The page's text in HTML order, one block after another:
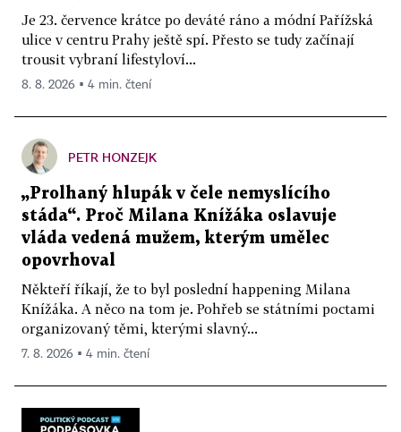
Je 23. července krátce po deváté ráno a módní Pařížská
ulice v centru Prahy ještě spí. Přesto se tudy začínají
trousit vybraní lifestyloví...
8. 8. 2026 ▪ 4 min. čtení
PETR HONZEJK
„Prolhaný hlupák v čele nemyslícího
stáda“. Proč Milana Knížáka oslavuje
vláda vedená mužem, kterým umělec
opovrhoval
Někteří říkají, že to byl poslední happening Milana
Knížáka. A něco na tom je. Pohřeb se státními poctami
organizovaný těmi, kterými slavný...
7. 8. 2026 ▪ 4 min. čtení